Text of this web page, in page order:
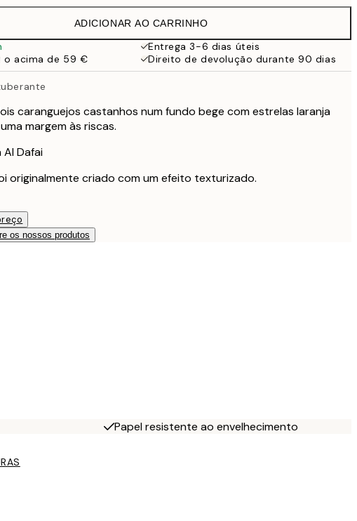
38 €
ADICIONAR AO CARRINHO
Entrega 3-6 dias úteis
o acima de 59 €
Direito de devolução durante 90 dias
caranguejos castanhos num fundo bege com estrelas laranja
margem às riscas.
Dafai
originalmente criado com um efeito texturizado.
os nossos produtos
Papel resistente ao envelhecimento